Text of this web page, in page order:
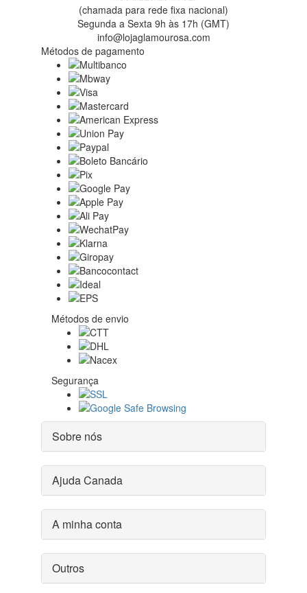
(chamada para rede fixa nacional)
Segunda a Sexta 9h às 17h (GMT)
info@lojaglamourosa.com
Métodos de pagamento
Métodos de envio
Segurança
Sobre nós
Ajuda Canada
A minha conta
Outros